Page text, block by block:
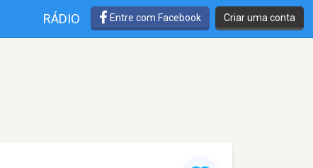
RÁDIO Entre com Facebook Criar uma conta